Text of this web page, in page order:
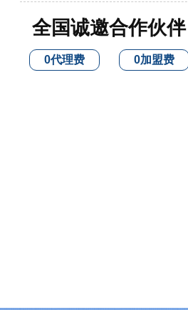
全国诚邀合作伙伴
0代理费 0加盟费